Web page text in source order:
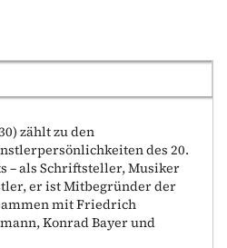
zählt zu den
des 20.
– als Schriftsteller, Musiker
er ist Mitbegründer der
mit Friedrich
Konrad Bayer und